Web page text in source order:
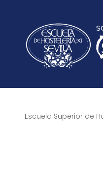
Escuela Superior de